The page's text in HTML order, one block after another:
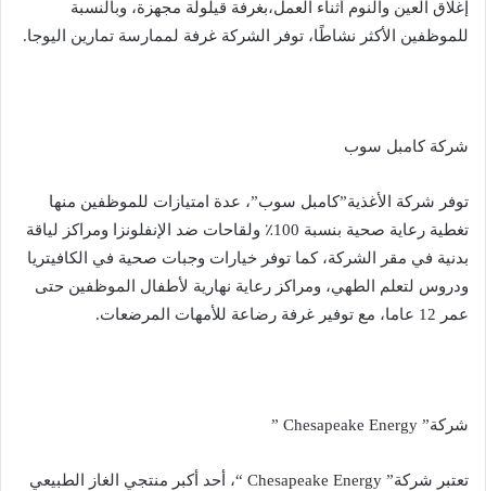
إغلاق العين والنوم أثناء العمل،بغرفة قيلولة مجهزة، وبالنسبة
للموظفين الأكثر نشاطًا، توفر الشركة غرفة لممارسة تمارين اليوجا.
شركة كامبل سوب
توفر شركة الأغذية”كامبل سوب”، عدة امتيازات للموظفين منها
تغطية رعاية صحية بنسبة 100٪ ولقاحات ضد الإنفلونزا ومراكز لياقة
بدنية في مقر الشركة، كما توفر خيارات وجبات صحية في الكافيتريا
ودروس لتعلم الطهي، ومراكز رعاية نهارية لأطفال الموظفين حتى
عمر 12 عاما، مع توفير غرفة رضاعة للأمهات المرضعات.
شركة” Chesapeake Energy ”
تعتبر شركة” Chesapeake Energy “، أحد أكبر منتجي الغاز الطبيعي